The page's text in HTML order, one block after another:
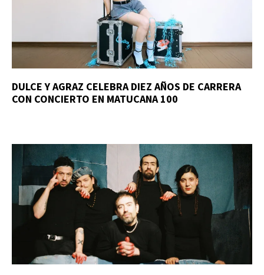
DULCE Y AGRAZ CELEBRA DIEZ AÑOS DE CARRERA
CON CONCIERTO EN MATUCANA 100